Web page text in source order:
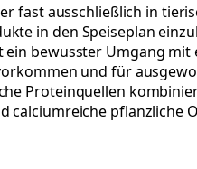
fast ausschließlich in
in den Speiseplan
bewusster Umgang
und für
Proteinquellen
pflanzliche